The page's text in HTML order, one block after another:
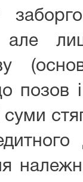
але
позов
суми